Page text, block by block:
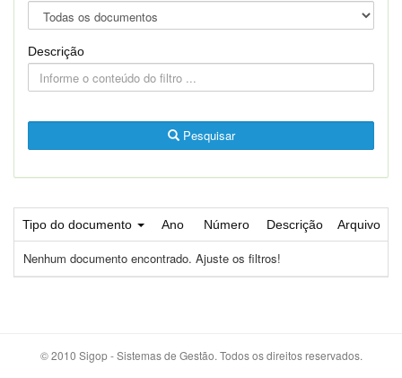
Descrição
Pesquisar
Tipo do documento Ano Número Descrição Arquivo
Nenhum documento encontrado. Ajuste os filtros!
© 2010 Sigop - Sistemas de Gestão. Todos os direitos reservados.